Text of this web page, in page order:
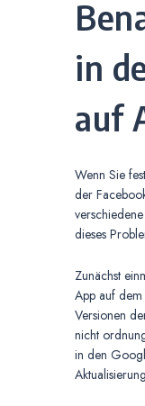
in
auf
Wenn Sie
der
dieses
Zunächst
App auf dem
Versionen
nicht
in den